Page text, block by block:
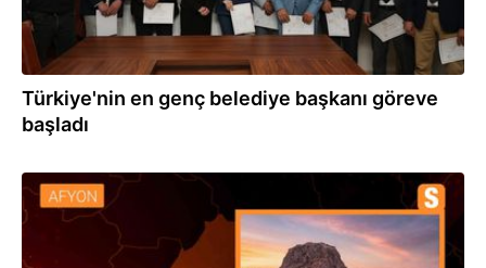
Türkiye'nin en genç belediye başkanı göreve
başladı
02.04.2024